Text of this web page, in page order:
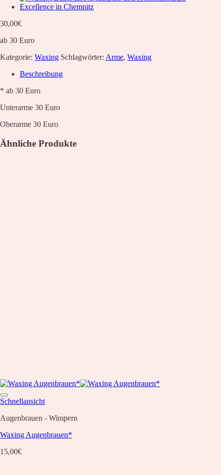
30,00€
ab 30 Euro
Kategorie: Waxing Schlagwörter: Arme, Waxing
Beschreibung
* ab 30 Euro
Unterarme 30 Euro
Oberarme 30 Euro
Ähnliche Produkte
Schnellansicht
Augenbrauen - Wimpern
Waxing Augenbrauen*
15,00€